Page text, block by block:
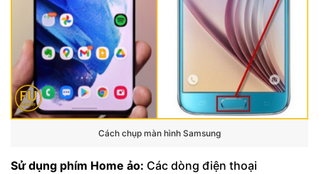
Cách chụp màn hình Samsung
Sử dụng phím Home ảo: Các dòng điện thoại